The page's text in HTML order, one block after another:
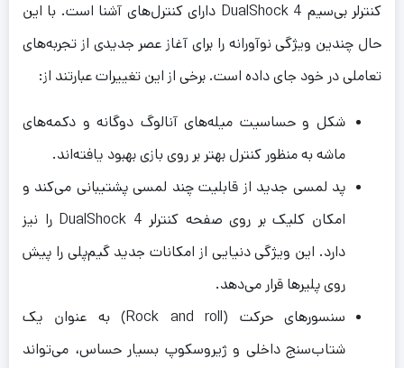
کنترلر بی‌سیم DualShock 4 دارای کنترل‌های آشنا است. با این
حال چندین ویژگی نوآورانه را برای آغاز عصر جدیدی از تجربه‌های
تعاملی در خود جای داده است. برخی از این تغییرات عبارتند از:
شکل و حساسیت میله‌های آنالوگ دوگانه و دکمه‌های
ماشه به منظور کنترل بهتر بر روی بازی بهبود یافته‌اند.
پد لمسی جدید از قابلیت چند لمسی پشتیبانی می‌کند و
امکان کلیک بر روی صفحه کنترلر DualShock 4 را نیز
دارد. این ویژگی دنیایی از امکانات جدید گیم‌پلی را پیش
روی پلیرها قرار می‌دهد.
سنسورهای حرکت (Rock and roll) به عنوان یک
شتاب‌سنج داخلی و ژیروسکوپ بسیار حساس، می‌تواند